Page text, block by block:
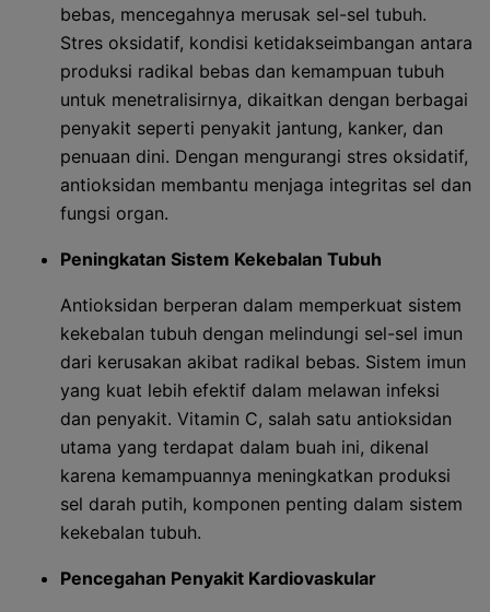
bebas, mencegahnya merusak sel-sel tubuh.
Stres oksidatif, kondisi ketidakseimbangan antara
produksi radikal bebas dan kemampuan tubuh
untuk menetralisirnya, dikaitkan dengan berbagai
penyakit seperti penyakit jantung, kanker, dan
penuaan dini. Dengan mengurangi stres oksidatif,
antioksidan membantu menjaga integritas sel dan
fungsi organ.
Peningkatan Sistem Kekebalan Tubuh
Antioksidan berperan dalam memperkuat sistem
kekebalan tubuh dengan melindungi sel-sel imun
dari kerusakan akibat radikal bebas. Sistem imun
yang kuat lebih efektif dalam melawan infeksi
dan penyakit. Vitamin C, salah satu antioksidan
utama yang terdapat dalam buah ini, dikenal
karena kemampuannya meningkatkan produksi
sel darah putih, komponen penting dalam sistem
kekebalan tubuh.
Pencegahan Penyakit Kardiovaskular